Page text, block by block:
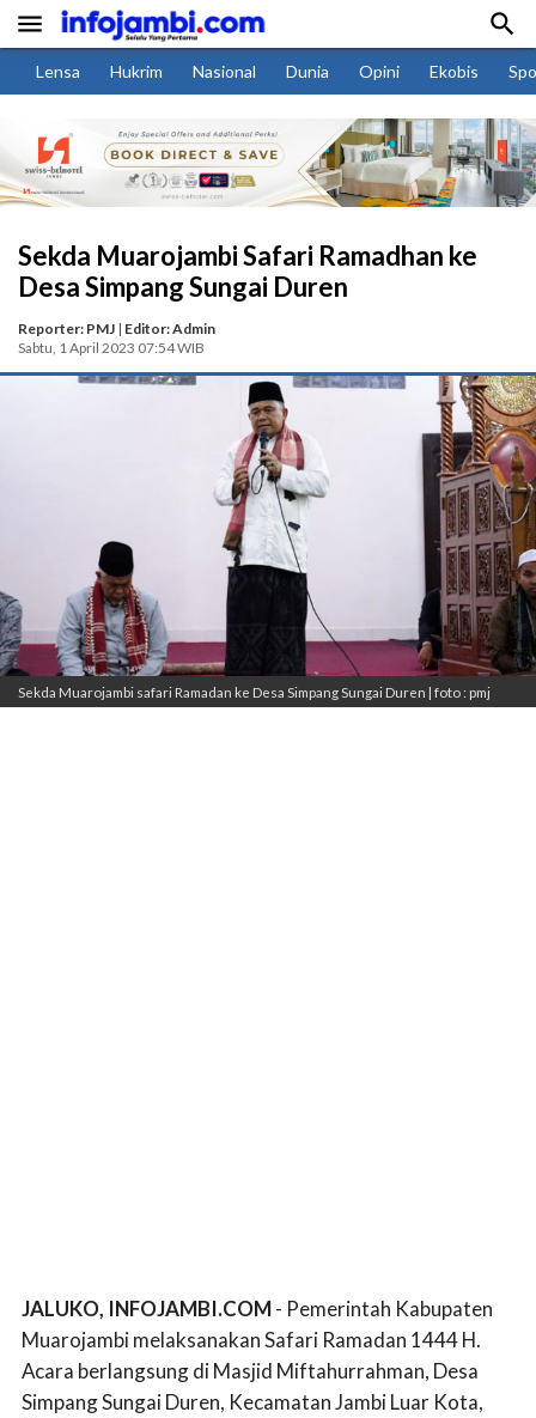
 
Lensa Hukrim Nasional Dunia Opini Ekobis
Sekda Muarojambi Safari Ramadhan ke
Desa Simpang Sungai Duren
Reporter: PMJ | Editor: Admin
Sabtu, 1 April 2023 07:54 WIB
Sekda Muarojambi safari Ramadan ke Desa Simpang Sungai Duren | foto : pmj
JALUKO, INFOJAMBI.COM- Pemerintah Kabupaten
Muarojambi melaksanakan Safari Ramadan 1444 H.
Acara berlangsung di Masjid Miftahurrahman, Desa
Simpang Sungai Duren, Kecamatan Jambi Luar Kota,